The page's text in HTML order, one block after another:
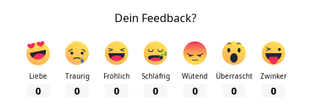
Dein Feedback?
Liebe
0
Traurig
0
Fröhlich
0
Schläfrig
0
Wütend
0
Überrascht
0
Zwinker
0